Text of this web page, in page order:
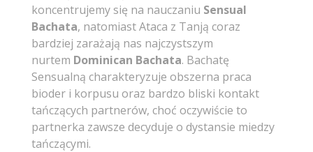
koncentrujemy się na nauczaniu Sensual
Bachata, natomiast Ataca z Tanją coraz
bardziej zarażają nas najczystszym
nurtem Dominican Bachata. Bachatę
Sensualną charakteryzuje obszerna praca
bioder i korpusu oraz bardzo bliski kontakt
tańczących partnerów, choć oczywiście to
partnerka zawsze decyduje o dystansie miedzy
tańczącymi.